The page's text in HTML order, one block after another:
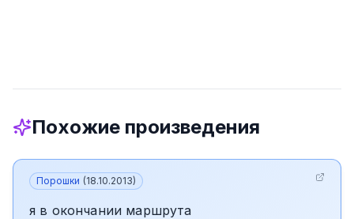
Похожие произведения
Порошки (18.10.2013)
я в окончании маршрута